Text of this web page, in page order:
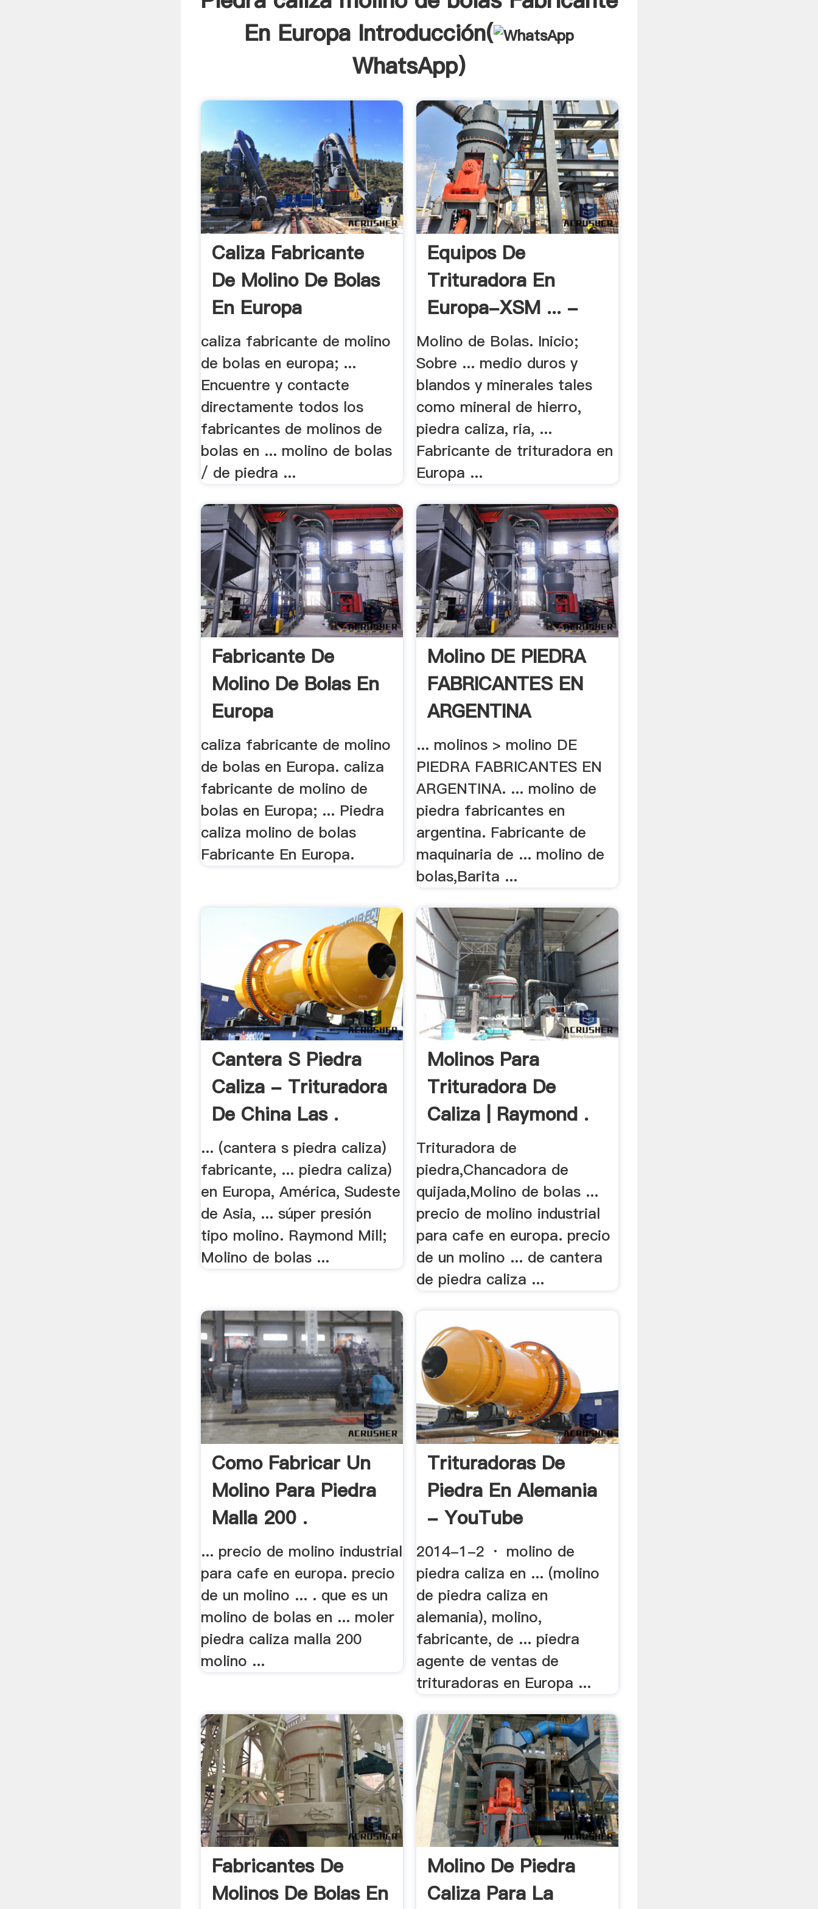
En Europa Introducción(
WhatsApp)
Caliza Fabricante
De Molino De Bolas
En Europa
caliza fabricante de molino
de bolas en europa; ...
Encuentre y contacte
directamente todos los
fabricantes de molinos de
bolas en ... molino de bolas
/ de piedra ...
Equipos De
Trituradora En
Europa-XSM ... -
Molino .
Molino de Bolas. Inicio;
Sobre ... medio duros y
blandos y minerales tales
como mineral de hierro,
piedra caliza, ria, ...
Fabricante de trituradora en
Europa ...
Fabricante De
Molino De Bolas En
Europa
caliza fabricante de molino
de bolas en Europa. caliza
fabricante de molino de
bolas en Europa; ... Piedra
caliza molino de bolas
Fabricante En Europa.
Molino DE PIEDRA
FABRICANTES EN
ARGENTINA
... molinos > molino DE
PIEDRA FABRICANTES EN
ARGENTINA. ... molino de
piedra fabricantes en
argentina. Fabricante de
maquinaria de ... molino de
bolas,Barita ...
Cantera S Piedra
Caliza - Trituradora
De China Las .
... (cantera s piedra caliza)
fabricante, ... piedra caliza)
en Europa, América, Sudeste
de Asia, ... súper presión
tipo molino. Raymond Mill;
Molino de bolas ...
Molinos Para
Trituradora De
Caliza | Raymond .
Trituradora de
piedra,Chancadora de
quijada,Molino de bolas ...
precio de molino industrial
para cafe en europa. precio
de un molino ... de cantera
de piedra caliza ...
Como Fabricar Un
Molino Para Piedra
Malla 200 .
... precio de molino industrial
para cafe en europa. precio
de un molino ... . que es un
molino de bolas en ... moler
piedra caliza malla 200
molino ...
Trituradoras De
Piedra En Alemania
- YouTube
2014-1-2 · molino de
piedra caliza en ... (molino
de piedra caliza en
alemania), molino,
fabricante, de ... piedra
agente de ventas de
trituradoras en Europa ...
Fabricantes De
Molinos De Bolas En
Molino De Piedra
Caliza Para La